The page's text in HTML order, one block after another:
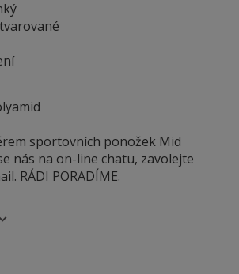
sportovních ponožek Mid
nás na on-line chatu, zavolejte
RÁDI PORADÍME.